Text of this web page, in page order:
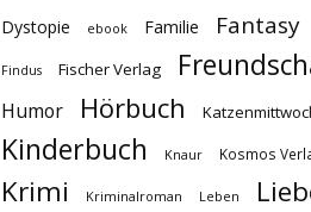
Dystopie ebook Familie Fantasy
Findus Fischer Verlag
Humor Hörbuch
Kinderbuch Knaur Kosmos
Krimi Kriminalroman Leben